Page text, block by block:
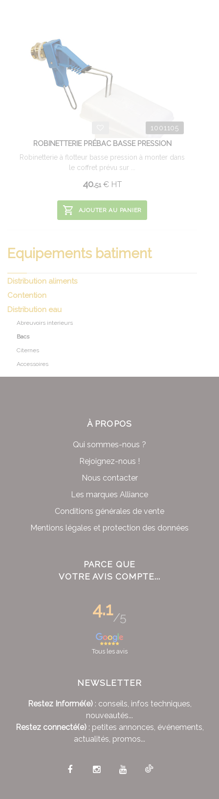
1001105
ROBINETTERIE PRÉBAC BASSE PRESSION
Robinetterie à flotteur basse pression à monter dans
le coffret prévu sur ...
40.51 €HT
AJOUTER AU PANIER
Equipements batiment
Distribution aliments
Contention
Distribution eau
Abreuvoirs interieurs
Bacs
Citernes
Accessoires
À PROPOS
Qui sommes-nous ?
Rejoignez-nous !
Nous contacter
Les marques Alliance
Conditions générales de vente
Mentions légales et protection des données
PARCE QUE
VOTRE AVIS COMPTE...
4.1/5
Tous les avis
NEWSLETTER
Restez Informé(e): conseils, infos techniques,
nouveautés...
Restez connecté(e): petites annonces, événements,
actualités, promos...